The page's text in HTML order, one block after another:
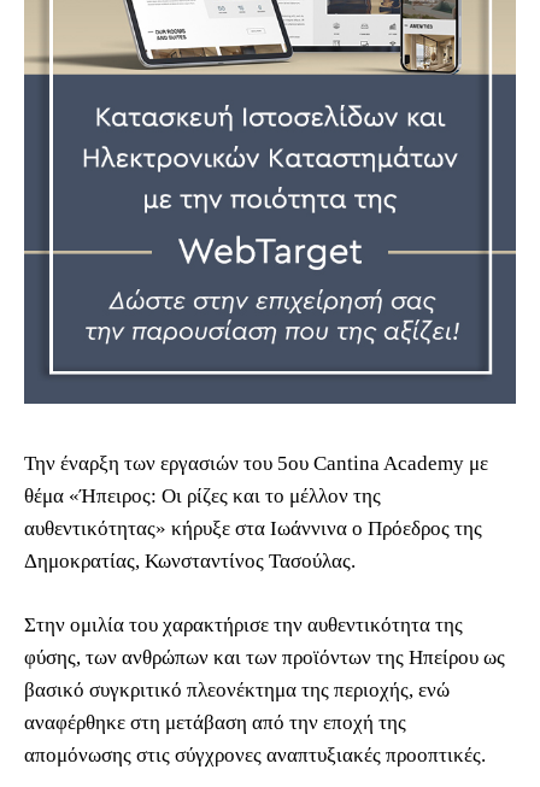
Την έναρξη των εργασιών του 5ου Cantina Academy με
θέμα «Ήπειρος: Οι ρίζες και το μέλλον της
αυθεντικότητας» κήρυξε στα Ιωάννινα ο Πρόεδρος της
Δημοκρατίας, Κωνσταντίνος Τασούλας.
Στην ομιλία του χαρακτήρισε την αυθεντικότητα της
φύσης, των ανθρώπων και των προϊόντων της Ηπείρου ως
βασικό συγκριτικό πλεονέκτημα της περιοχής, ενώ
αναφέρθηκε στη μετάβαση από την εποχή της
απομόνωσης στις σύγχρονες αναπτυξιακές προοπτικές.